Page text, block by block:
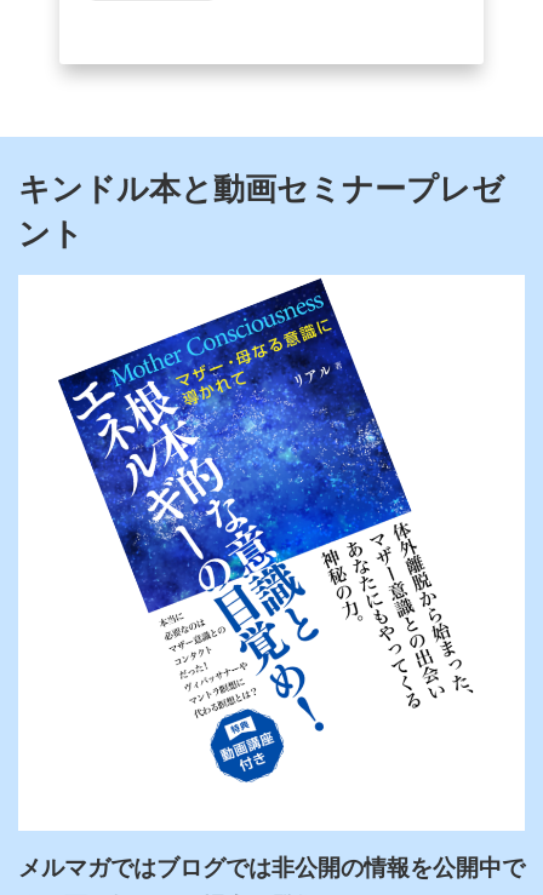
キンドル本と動画セミナープレゼ
ント
メルマガではブログでは非公開の情報を公開中で